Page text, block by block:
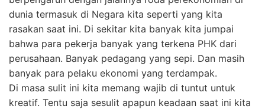
dunia termasuk di Negara kita seperti yang kita
rasakan saat ini. Di sekitar kita banyak kita jumpai
bahwa para pekerja banyak yang terkena PHK dari
perusahaan. Banyak pedagang yang sepi. Dan masih
banyak para pelaku ekonomi yang terdampak.
Di masa sulit ini kita memang wajib di tuntut untuk
kreatif. Tentu saja sesulit apapun keadaan saat ini kita